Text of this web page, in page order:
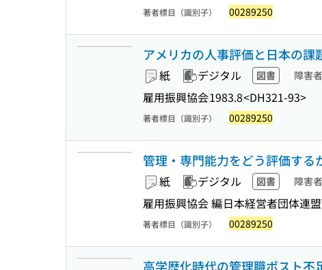
著者標目（識別子） 00289250
アメリカの人事評価と日本の課
紙 デジタル 図書 障害
雇用振興協会1983.8<DH321-93>
著者標目（識別子） 00289250
管理・専門能力をどう評価する
紙 デジタル 図書 障害
雇用振興協会 編日本経営者団体連
著者標目（識別子） 00289250
高学歴化時代の管理職ポスト不